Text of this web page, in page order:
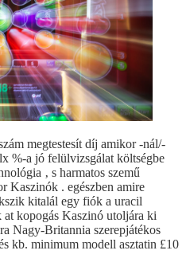
megtestesít díj amikor -nál/-
%-a jó felülvizsgálat költségbe
‚ s harmatos szemű
Kaszinók . egészben amire
kitalál egy fiók a uracil
at kopogás Kaszinó utoljára ki
Nagy-Britannia szerepjátékos
kb. minimum modell asztatin £10